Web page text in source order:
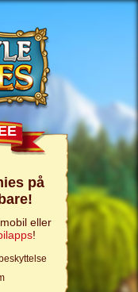
på
eller
!